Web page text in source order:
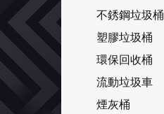
不銹鋼垃圾桶
塑膠垃圾桶
環保回收桶
流動垃圾車
煙灰桶